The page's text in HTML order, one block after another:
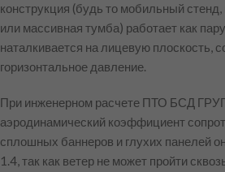
конструкция (будь то мобильный
или массивная тумба) работает как
наталкивается на лицевую плоскость,
горизонтальное давление.
При инженерном расчете ПТО БСД
аэродинамический коэффициент
сплошных баннеров и глухих панелей
1.4, так как ветер не может пройти